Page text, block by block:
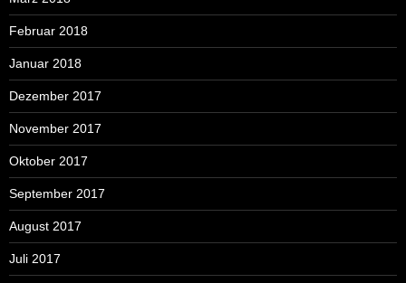
Februar 2018
Januar 2018
Dezember 2017
November 2017
Oktober 2017
September 2017
August 2017
Juli 2017